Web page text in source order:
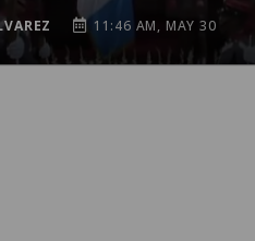
11:46 AM, MAY 30